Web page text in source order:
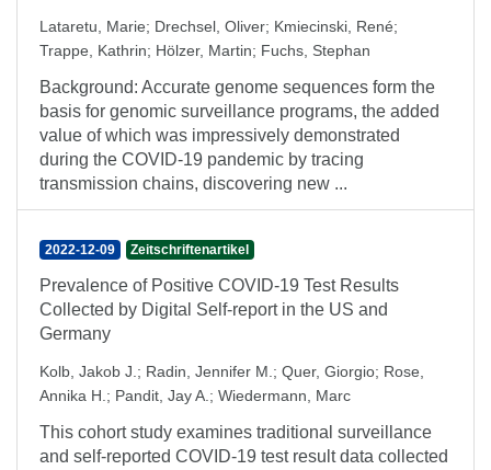
Lataretu, Marie; Drechsel, Oliver; Kmiecinski, René;
Trappe, Kathrin; Hölzer, Martin; Fuchs, Stephan
Background: Accurate genome sequences form the
basis for genomic surveillance programs, the added
value of which was impressively demonstrated
during the COVID-19 pandemic by tracing
transmission chains, discovering new ...
2022-12-09 Zeitschriftenartikel
Prevalence of Positive COVID-19 Test Results
Collected by Digital Self-report in the US and
Germany
Kolb, Jakob J. ; Radin, Jennifer M. ; Quer, Giorgio; Rose,
Annika H. ; Pandit, Jay A. ; Wiedermann, Marc
This cohort study examines traditional surveillance
and self-reported COVID-19 test result data collected